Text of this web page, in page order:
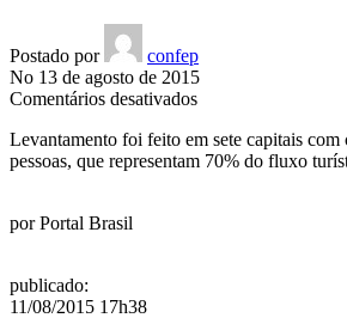
Postado por
confep
No 13 de agosto de 2015
Comentários desativadosem
pretendem
viajar
Levantamento foi feito em sete capitais com
pessoas, que representam 70% do fluxo
porPortal Brasil
publicado:
11/08/2015 17h38